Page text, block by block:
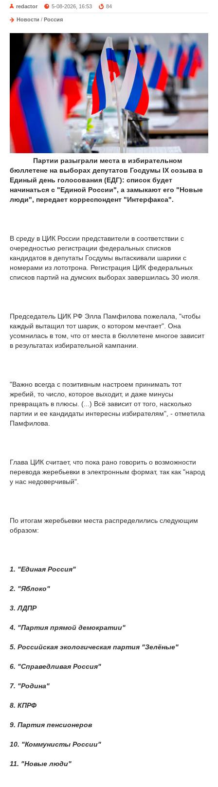
redactor 5-08-2026, 16:53 84
Новости / Россия
Партии разыграли места в избирательном
бюллетене на выборах депутатов Госдумы IX созыва в
Единый день голосования (ЕДГ): список будет
начинаться с "Единой России", а замыкают его "Новые
люди", передает корреспондент "Интерфакса".
В среду в ЦИК России представители в соответствии с
очередностью регистрации федеральных списков
кандидатов в депутаты Госдумы вытаскивали шарики с
номерами из лототрона. Регистрация ЦИК федеральных
списков партий на думских выборах завершилась 30 июля.
Председатель ЦИК РФ Элла Памфилова пожелала, "чтобы
каждый вытащил тот шарик, о котором мечтает". Она
усомнилась в том, что от места в бюллетене многое зависит
в результатах избирательной кампании.
"Важно всегда с позитивным настроем принимать тот
жребий, то число, которое выходит, и даже минусы
превращать в плюсы. (...) Всё зависит от того, насколько
партии и ее кандидаты интересны избирателям", - отметила
Памфилова.
Глава ЦИК считает, что пока рано говорить о возможности
перевода жеребьевки в электронным формат, так как "народ
у нас недоверчивый".
По итогам жеребьевки места распределились следующим
образом:
1. "Единая Россия"
2. "Яблоко"
3. ЛДПР
4. "Партия прямой демократии"
5. Российская экологическая партия "Зелёные"
6. "Справедливая Россия"
7. "Родина"
8. КПРФ
9. Партия пенсионеров
10. "Коммунисты России"
11. "Новые люди"